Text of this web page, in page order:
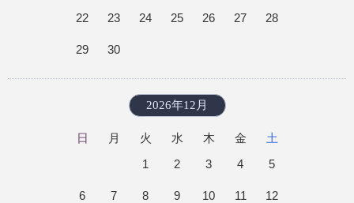
22 23 24 25 26 27 28
29 30
2026年12月
日 月 火 水 木 金
土
1
2 3 4 5
6 7 8 9 10 11 12